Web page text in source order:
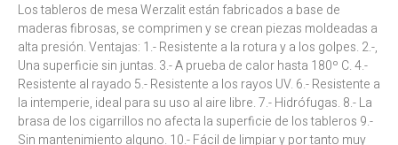
Los tableros de mesa Werzalit están fabricados a base de
maderas fibrosas, se comprimen y se crean piezas moldeadas a
alta presión. Ventajas: 1.- Resistente a la rotura y a los golpes. 2.-,
Una superficie sin juntas. 3.- A prueba de calor hasta 180º C. 4.-
Resistente al rayado 5.- Resistente a los rayos UV. 6.- Resistente a
la intemperie, ideal para su uso al aire libre. 7.- Hidrófugas. 8.- La
brasa de los cigarrillos no afecta la superficie de los tableros 9.-
Sin mantenimiento alguno. 10.- Fácil de limpiar y por tanto muy